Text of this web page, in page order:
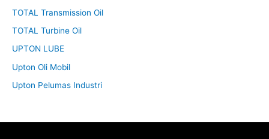
TOTAL Transmission Oil
TOTAL Turbine Oil
UPTON LUBE
Upton Oli Mobil
Upton Pelumas Industri